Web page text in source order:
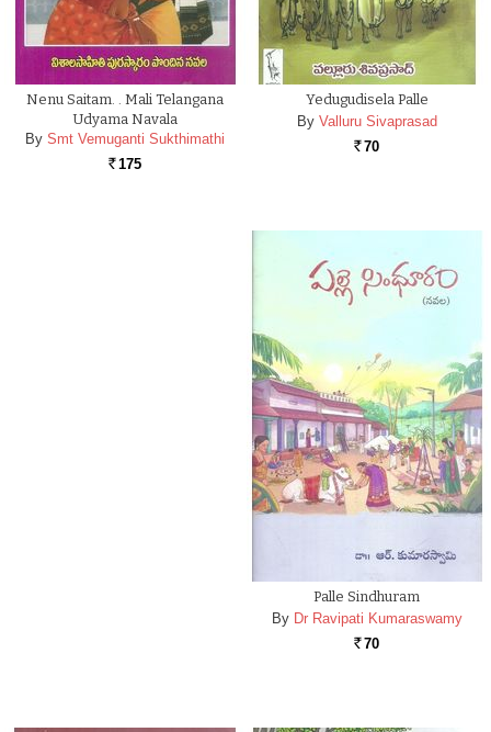
Nenu Saitam. . Mali Telangana
Udyama Navala
By Smt Vemuganti Sukthimathi
Rs. 175
Yedugudisela Palle
By Valluru Sivaprasad
Rs. 70
Palle Sindhuram
By Dr Ravipati Kumaraswamy
Rs. 70